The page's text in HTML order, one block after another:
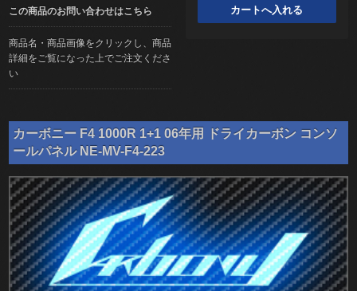
この商品のお問い合わせはこちら
商品名・商品画像をクリックし、商品
詳細をご覧になった上でご注文くださ
い
カーボニー F4 1000R 1+1 06年用 ドライカーボン コンソ
ールパネル NE-MV-F4-223